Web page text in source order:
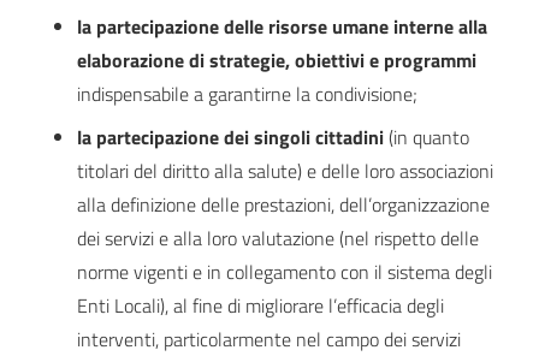
la partecipazione delle risorse umane interne alla
elaborazione di strategie, obiettivi e programmi
indispensabile a garantirne la condivisione;
la partecipazione dei singoli cittadini(in quanto
titolari del diritto alla salute) e delle loro associazioni
alla definizione delle prestazioni, dell’organizzazione
dei servizi e alla loro valutazione (nel rispetto delle
norme vigenti e in collegamento con il sistema degli
Enti Locali), al fine di migliorare l’efficacia degli
interventi, particolarmente nel campo dei servizi